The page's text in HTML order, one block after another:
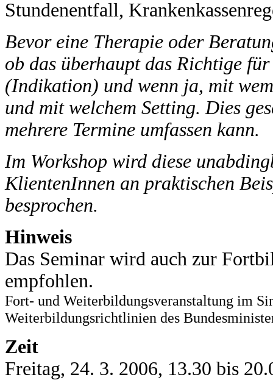
Stundenentfall,
Bevor eine Therapie oder
ob das überhaupt das Richtige
(Indikation) und wenn ja, mit
und mit welchem Setting. Dies
mehrere Termine umfassen kann.
Im Workshop wird diese
KlientenInnen an praktischen
besprochen.
Hinweis
Das Seminar wird auch zur
empfohlen.
Fort- und Weiterbildungsveranstaltung im
Weiterbildungsrichtlinien des
Zeit
Freitag, 24. 3. 2006, 13.30 bis